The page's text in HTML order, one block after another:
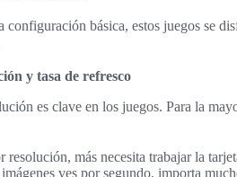
configuración básica, estos juegos se
y tasa de refresco
es clave en los juegos. Para la
resolución, más necesita trabajar la
ves por segundo, importa